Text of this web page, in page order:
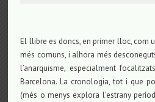
El llibre es doncs, en primer lloc, com
més comuns, i alhora més
l’anarquisme, especialment
Barcelona. La cronologia, tot i que
(més o menys explora l’estrany